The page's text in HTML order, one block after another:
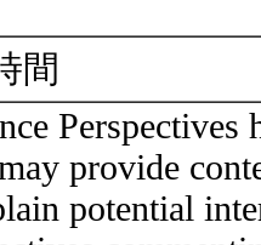
間
provide
potential